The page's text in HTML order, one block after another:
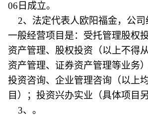
06日成立。
2、法定代表人欧阳福金，公司
一般经营项目是：受托管理股权
资产管理、股权投资（以上不得
资产管理、证券资产管理等业务
投资咨询、企业管理咨询（以上
目）；投资兴办实业（具体项目
3、。